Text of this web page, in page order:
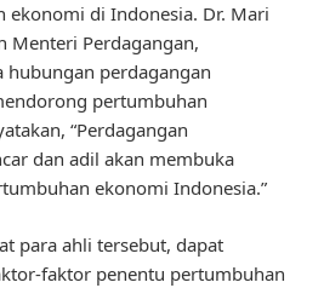
ekonomi di Indonesia. Dr. Mari
Menteri Perdagangan,
perdagangan
pertumbuhan
“Perdagangan
dan adil akan membuka
ekonomi Indonesia.”
para ahli tersebut, dapat
faktor penentu pertumbuhan